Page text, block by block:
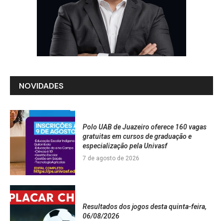
NOVIDADES
Polo UAB de Juazeiro oferece 160 vagas
gratuitas em cursos de graduação e
especialização pela Univasf
7 de agosto de 2026
Resultados dos jogos desta quinta-feira,
06/08/2026